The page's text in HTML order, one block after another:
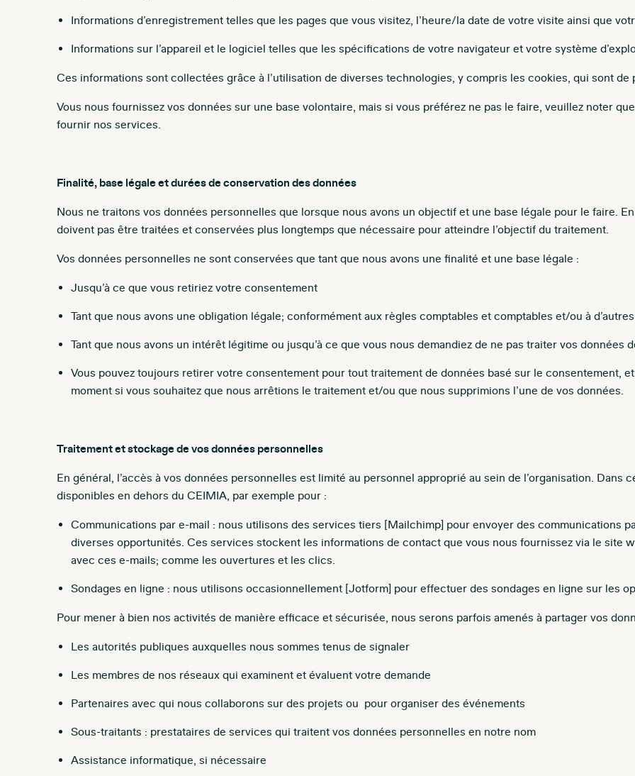
Informations d’enregistrement telles que les pages que vous visitez, l’heure/la date de votre visite ainsi que
Informations sur l’appareil et le logiciel telles que les spécifications de votre navigateur et votre système
Ces informations sont collectées grâce à l’utilisation de diverses technologies, y compris les cookies, qui sont
Vous nous fournissez vos données sur une base volontaire, mais si vous préférez ne pas le faire, veuillez noter
fournir nos services.
Finalité, base légale et durées de conservation des données
Nous ne traitons vos données personnelles que lorsque nous avons un objectif et une base légale pour le faire.
doivent pas être traitées et conservées plus longtemps que nécessaire pour atteindre l’objectif du traitement.
Vos données personnelles ne sont conservées que tant que nous avons une finalité et une base légale :
Jusqu’à ce que vous retiriez votre consentement
Tant que nous avons une obligation légale; conformément aux règles comptables et comptables et/ou à
Tant que nous avons un intérêt légitime ou jusqu’à ce que vous nous demandiez de ne pas traiter vos données
Vous pouvez toujours retirer votre consentement pour tout traitement de données basé sur le consentement,
moment si vous souhaitez que nous arrêtions le traitement et/ou que nous supprimions l’une de vos données.
Traitement et stockage de vos données personnelles
En général, l’accès à vos données personnelles est limité au personnel approprié au sein de l’organisation.
disponibles en dehors du CEIMIA, par exemple pour :
Communications par e-mail : nous utilisons des services tiers [Mailchimp] pour envoyer des communications
diverses opportunités. Ces services stockent les informations de contact que vous nous fournissez via le site
avec ces e-mails; comme les ouvertures et les clics.
Sondages en ligne : nous utilisons occasionnellement [Jotform] pour effectuer des sondages en ligne sur les
Pour mener à bien nos activités de manière efficace et sécurisée, nous serons parfois amenés à partager vos
Les autorités publiques auxquelles nous sommes tenus de signaler
Les membres de nos réseaux qui examinent et évaluent votre demande
Partenaires avec qui nous collaborons sur des projets ou pour organiser des événements
Sous-traitants : prestataires de services qui traitent vos données personnelles en notre nom
Assistance informatique, si nécessaire